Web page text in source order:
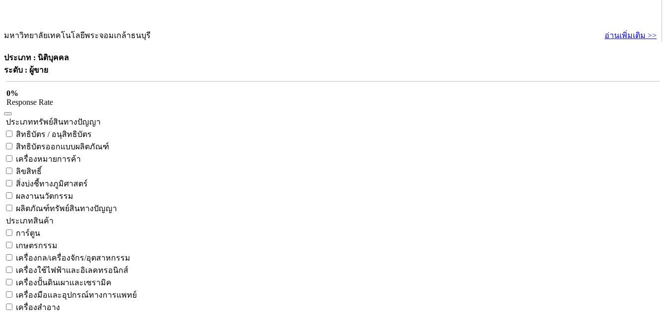
มหาวิทยาลัยเทคโนโลยีพระจอมเกล้าธนบุรี อ่านเพิ่มเติม >>
ประเภท : นิติบุคคล
ระดับ : ผู้ขาย
0%
Response Rate
ประเภททรัพย์สินทางปัญญา
สิทธิบัตร / อนุสิทธิบัตร
สิทธิบัตรออกแบบผลิตภัณฑ์
เครื่องหมายการค้า
ลิขสิทธิ์
สิ่งบ่งชี้ทางภูมิศาสตร์
ผลงานนวัตกรรม
ผลิตภัณฑ์ทรัพย์สินทางปัญญา
ประเภทสินค้า
การ์ตูน
เกษตรกรรม
เครื่องกล/เครื่องจักร/อุตสาหกรรม
เครื่องใช้ไฟฟ้าและอิเลคทรอนิกส์
เครื่องปั้นดินเผาและเซรามิค
เครื่องมือและอุปกรณ์ทางการแพทย์
เครื่องสำอาง